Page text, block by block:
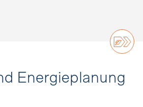
Energieplanung